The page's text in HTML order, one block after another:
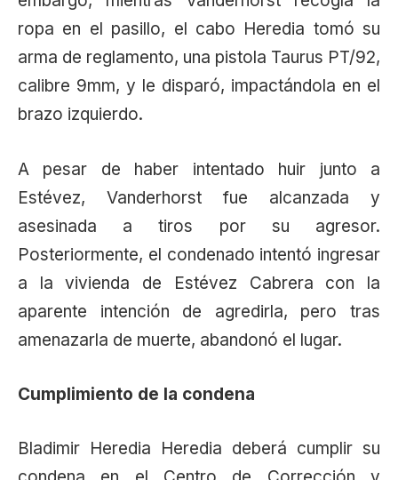
ropa en el pasillo, el cabo Heredia tomó su
arma de reglamento, una pistola Taurus PT/92,
calibre 9mm, y le disparó, impactándola en el
brazo izquierdo.
A pesar de haber intentado huir junto a
Estévez, Vanderhorst fue alcanzada y
asesinada a tiros por su agresor.
Posteriormente, el condenado intentó ingresar
a la vivienda de Estévez Cabrera con la
aparente intención de agredirla, pero tras
amenazarla de muerte, abandonó el lugar.
Cumplimiento de la condena
Bladimir Heredia Heredia deberá cumplir su